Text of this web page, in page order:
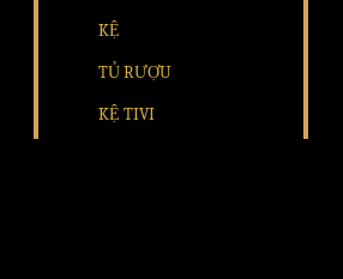
KỆ
TỦ RƯỢU
KỆ TIVI